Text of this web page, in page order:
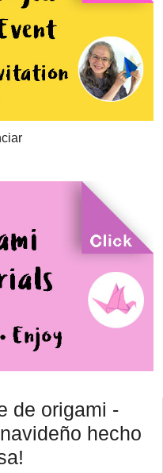
de origami -
hecho